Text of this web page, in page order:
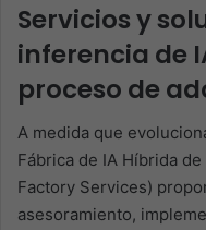
Servicios y
inferencia de
proceso de
A medida que
Fábrica de IA Híbrida
Factory Services)
asesoramiento,